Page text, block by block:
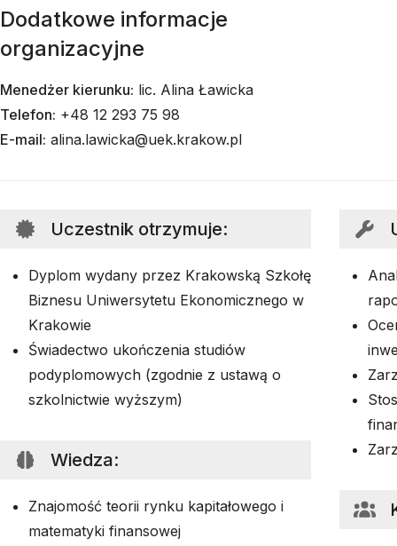
Dodatkowe informacje
organizacyjne
Menedżer kierunku: lic. Alina Ławicka
Telefon: +48 12 293 75 98
E-mail: alina.lawicka@uek.krakow.pl
Uczestnik otrzymuje:
Dyplom wydany przez Krakowską Szkołę
Biznesu Uniwersytetu Ekonomicznego w
Krakowie
Świadectwo ukończenia studiów
podyplomowych (zgodnie z ustawą o
szkolnictwie wyższym)
Wiedza:
Znajomość teorii rynku kapitałowego i
matematyki finansowej